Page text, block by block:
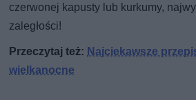
czerwonej kapusty lub kurkumy,
zaległości!
Przeczytaj też: Najciekawsze
wielkanocne